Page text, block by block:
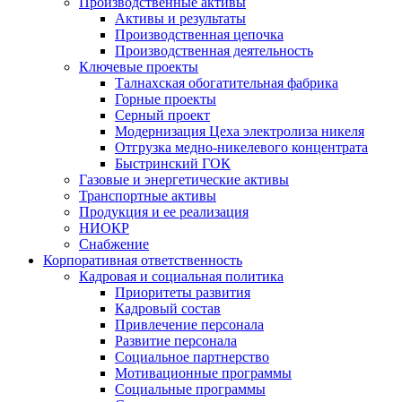
Активы и результаты
Производственная цепочка
Производственная деятельность
Ключевые проекты
Талнахская обогатительная фабрика
Горные проекты
Серный проект
Модернизация Цеха электролиза никеля
Отгрузка медно-никелевого концентрата
Быстринский ГОК
Газовые и энергетические активы
Транспортные активы
Продукция и ее реализация
НИОКР
Снабжение
Корпоративная ответственность
Кадровая и социальная политика
Приоритеты развития
Кадровый состав
Привлечение персонала
Развитие персонала
Социальное партнерство
Мотивационные программы
Социальные программы